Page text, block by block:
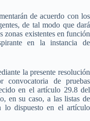
de acuerdo con los
de tal modo que dará
zonas existentes en función
en la instancia de
la presente resolución
convocatoria de pruebas
en el artículo 29.8 del
en su caso, a las listas de
lo dispuesto en el artículo